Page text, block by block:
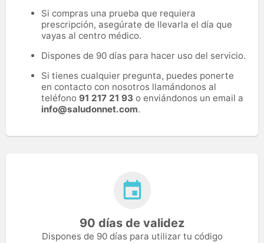
Si compras una prueba que requiera
prescripción, asegúrate de llevarla el día que
vayas al centro médico.
Dispones de 90 días para hacer uso del servicio.
Si tienes cualquier pregunta, puedes ponerte
en contacto con nosotros llamándonos al
teléfono 91 217 21 93 o enviándonos un email a
info@saludonnet.com.
90 días de validez
Dispones de 90 días para utilizar tu código